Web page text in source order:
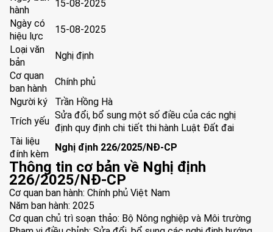
hành
15-08-2025
Ngày có
hiệu lực
15-08-2025
Loại văn
bản
Nghị định
Cơ quan
ban hành
Chính phủ
Người ký
Trần Hồng Hà
Trích yếu
Sửa đổi, bổ sung một số điều của các nghị
định quy định chi tiết thi hành Luật Đất đai
Tài liệu
đính kèm
Nghị định 226/2025/NĐ-CP
Thông tin cơ bản về Nghị định
226/2025/NĐ-CP
Cơ quan ban hành: Chính phủ Việt Nam
Năm ban hành: 2025
Cơ quan chủ trì soạn thảo: Bộ Nông nghiệp và Môi trường